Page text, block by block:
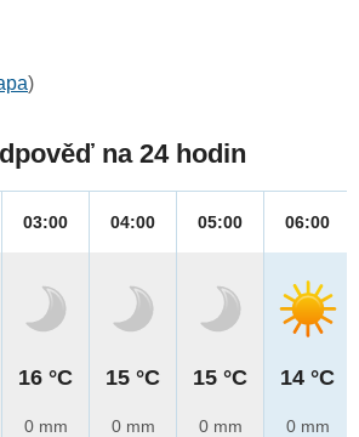
)
na 24 hodin
03:00
16 °C
0 mm
04:00
15 °C
0 mm
05:00
15 °C
0 mm
06:00
14 °C
0 mm